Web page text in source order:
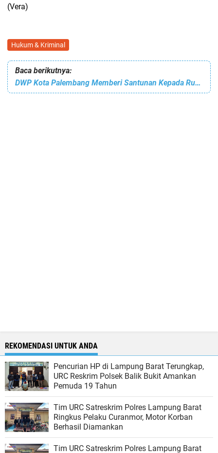
(Vera)
Hukum & Kriminal
Baca berikutnya:
DWP Kota Palembang Memberi Santunan Kepada Rumah Al-Quran MULTAZAM
REKOMENDASI UNTUK ANDA
Pencurian HP di Lampung Barat Terungkap,
URC Reskrim Polsek Balik Bukit Amankan
Pemuda 19 Tahun
Tim URC Satreskrim Polres Lampung Barat
Ringkus Pelaku Curanmor, Motor Korban
Berhasil Diamankan
Tim URC Satreskrim Polres Lampung Barat